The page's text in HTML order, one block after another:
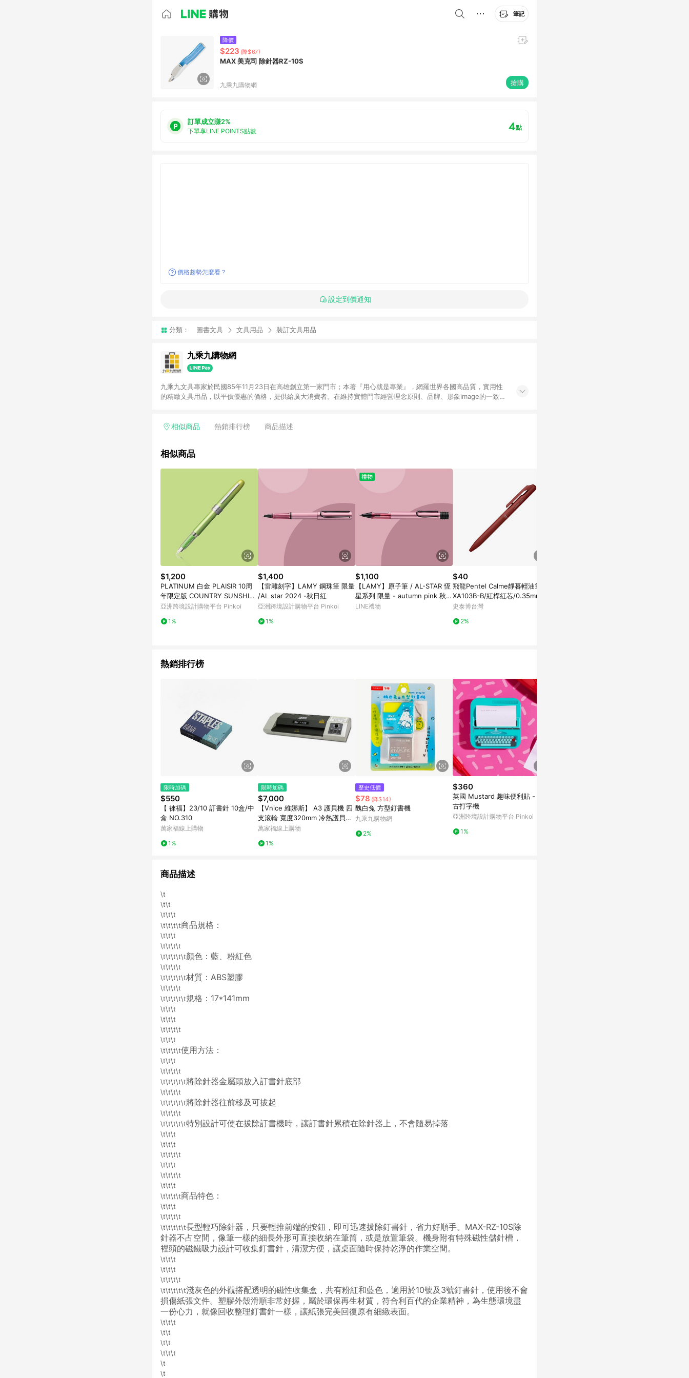
筆記
降價
$223 (降$67)
MAX 美克司 除針器RZ-10S
九乘九購物網 搶購
訂單成立賺2%
下單享LINE POINTS點數 4點
價格趨勢怎麼看？
設定到價通知
分類： 圖書文具 文具用品 裝訂文具用品
九乘九購物網
九乘九文具專家於民國85年11月23日在高雄創立第一家門市；本著『用心就是專業』，網羅世界各國高品質，實用性
的精緻文具用品，以平價優惠的價格，提供給廣大消費者。在維持實體門市經營理念原則、品牌、形象image的一致性
商出貨後 30 天前後發送。 (2) 門市訂單、門市取貨、大量議價、月結企業訂單及紅利點數商品不符合導購資格。 (3)
相似商品 熱銷排行榜 商品描述
相似商品
$1,200
PLATINUM 白金 PLAISIR 10周
年限定版 COUNTRY SUNSHIN
E鋼筆綠F尖
亞洲跨境設計購物平台 Pinkoi
1%
$1,400
【雷雕刻字】LAMY 鋼珠筆 限量
/AL star 2024 -秋日紅
亞洲跨境設計購物平台 Pinkoi
1%
$1,100
【LAMY】原子筆 / AL-STAR 恆
星系列 限量 - autumn pink 秋日
紅色 - 官方直營旗艦館
LINE禮物
$40
飛龍Pentel Calme靜暮輕油筆/B
XA103B-B/紅桿紅芯/0.35mm
史泰博台灣
2%
熱銷排行榜
限時加碼
$550
【 徠福】23/10 訂書針 10盒/中
盒 NO.310
萬家福線上購物
1%
限時加碼
$7,000
【Vnice 維娜斯】 A3 護貝機 四
支滾輪 寬度320mm 冷熱護貝雙
功能 / 台 V-330
萬家福線上購物
1%
歷史低價
$78 (降$14)
醜白兔 方型釘書機
九乘九購物網
2%
$360
英國 Mustard 趣味便利貼 - 復
古打字機
亞洲跨境設計購物平台 Pinkoi
1%
商品描述
\t
\t\t
\t\t\t
\t\t\t\t商品規格：
\t\t\t
\t\t\t\t
\t\t\t\t\t顏色：藍、粉紅色
\t\t\t\t
\t\t\t\t\t材質：ABS塑膠
\t\t\t\t
\t\t\t\t\t規格：17*141mm
\t\t\t
\t\t\t
\t\t\t\t
\t\t\t
\t\t\t\t使用方法：
\t\t\t
\t\t\t\t
\t\t\t\t\t將除針器金屬頭放入訂書針底部
\t\t\t\t
\t\t\t\t\t將除針器往前移及可拔起
\t\t\t\t
\t\t\t\t\t特別設計可使在拔除訂書機時，讓訂書針累積在除針器上，不會隨易掉落
\t\t\t
\t\t\t
\t\t\t\t
\t\t\t
\t\t\t\t
\t\t\t
\t\t\t\t商品特色：
\t\t\t
\t\t\t\t
\t\t\t\t\t長型輕巧除針器，只要輕推前端的按鈕，即可迅速拔除釘書針，省力好順手。MAX-RZ-10S除
針器不占空間，像筆一樣的細長外形可直接收納在筆筒，或是放置筆袋。機身附有特殊磁性儲針槽，
裡頭的磁鐵吸力設計可收集釘書針，清潔方便，讓桌面隨時保持乾淨的作業空間。
\t\t\t
\t\t\t
\t\t\t\t
\t\t\t\t\t淺灰色的外觀搭配透明的磁性收集盒，共有粉紅和藍色，適用於10號及3號釘書針，使用後不會
損傷紙張文件。塑膠外殼滑順非常好握，屬於環保再生材質，符合利百代的企業精神，為生態環境盡
一份心力，就像回收整理釘書針一樣，讓紙張完美回復原有細緻表面。
\t\t\t
\t\t
\t\t
\t\t\t
\t
\t